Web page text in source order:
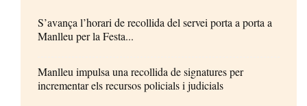
S’avança l’horari de recollida del servei porta a porta a
Manlleu per la Festa...
Manlleu impulsa una recollida de signatures per
incrementar els recursos policials i judicials